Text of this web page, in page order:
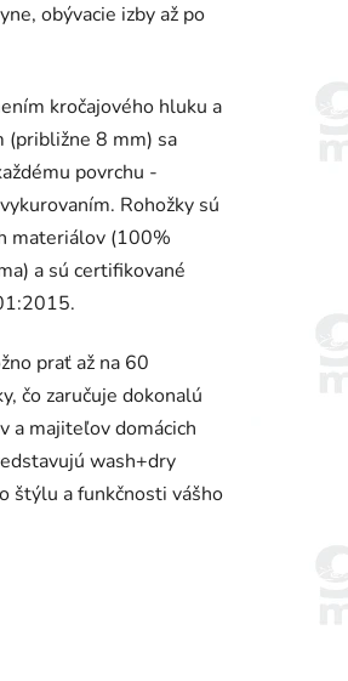
obývacie izby až po
kročajového hluku a
(približne 8 mm) sa
povrchu -
Rohožky sú
materiálov (100%
a sú certifikované
prať až na 60
čo zaručuje dokonalú
a majiteľov domácich
wash+dry
štýlu a funkčnosti vášho